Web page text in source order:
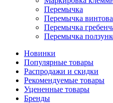
Перемычка
Перемычка
Перемычка
Перемычка
Новинки
Популярные товары
Распродажи и скидки
Рекомендуемые товары
Уцененные товары
Бренды